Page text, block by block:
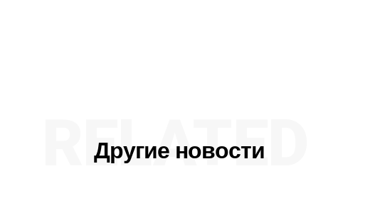
Другие новости
RELATED